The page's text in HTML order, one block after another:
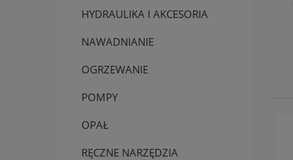
HYDRAULIKA I AKCESORIA
NAWADNIANIE
OGRZEWANIE
POMPY
OPAŁ
RĘCZNE NARZĘDZIA